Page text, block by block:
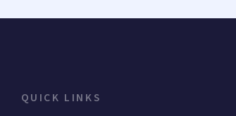
QUICK LINKS